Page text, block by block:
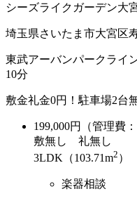
シーズライクガーデン大
埼玉県さいたま市大宮区
東武アーバンパークライ
10分
敷金礼金0円！駐車場2台
199,000円（管理費：
敷無し 礼無し
3LDK（103.71m2 ）
楽器相談